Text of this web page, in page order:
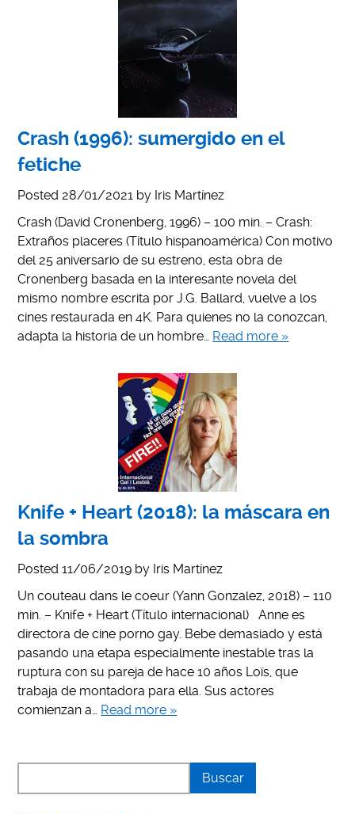
Crash (1996): sumergido en el
fetiche
Posted 28/01/2021 by Iris Martínez
Crash (David Cronenberg, 1996) – 100 min. – Crash:
Extraños placeres (Título hispanoamérica) Con motivo
del 25 aniversario de su estreno, esta obra de
Cronenberg basada en la interesante novela del
mismo nombre escrita por J.G. Ballard, vuelve a los
cines restaurada en 4K. Para quienes no la conozcan,
adapta la historia de un hombre… Read more »
Knife + Heart (2018): la máscara en
la sombra
Posted11/06/2019 by Iris Martínez
Un couteau dans le coeur (Yann Gonzalez, 2018) – 110
min. – Knife + Heart (Título internacional) Anne es
directora de cine porno gay. Bebe demasiado y está
pasando una etapa especialmente inestable tras la
ruptura con su pareja de hace 10 años Loïs, que
trabaja de montadora para ella. Sus actores
comienzan a… Read more »